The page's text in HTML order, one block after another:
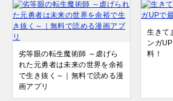
劣等眼の転生魔術師 ～虐げら
れた元勇者は未来の世界を余裕
で生き抜く～｜無料で読める漫
画アプリ
生きて
ンガ
料！